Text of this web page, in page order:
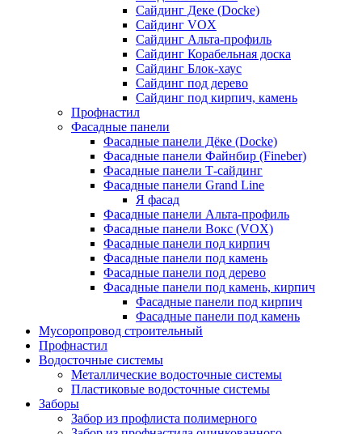
Сайдинг Деке (Docke)
Сайдинг VOX
Сайдинг Альта-профиль
Сайдинг Корабельная доска
Сайдинг Блок-хаус
Сайдинг под дерево
Сайдинг под кирпич, камень
Профнастил
Фасадные панели
Фасадные панели Дёке (Docke)
Фасадные панели Файнбир (Fineber)
Фасадные панели Т-сайдинг
Фасадные панели Grand Line
Я фасад
Фасадные панели Альта-профиль
Фасадные панели Вокс (VOX)
Фасадные панели под кирпич
Фасадные панели под камень
Фасадные панели под дерево
Фасадные панели под камень, кирпич
Фасадные панели под кирпич
Фасадные панели под камень
Мусоропровод строительный
Профнастил
Водосточные системы
Металлические водосточные системы
Пластиковые водосточные системы
Заборы
Забор из профлиста полимерного